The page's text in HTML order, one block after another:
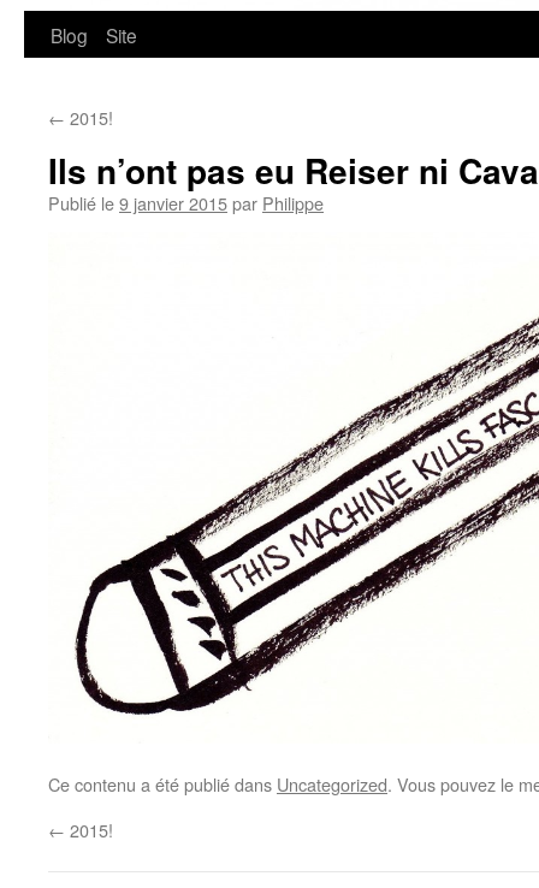
Blog Site
← 2015!
Ils n’ont pas eu Reiser ni
Publié le9 janvier 2015par Philippe
Ce contenu a été publié dans Uncategorized. Vous pouvez le
← 2015!